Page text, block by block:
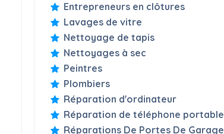
Entrepreneurs en clôtures
Lavages de vitre
Nettoyage de tapis
Nettoyages à sec
Peintres
Plombiers
Réparation d'ordinateur
Réparation de téléphone portable
Réparations De Portes De Garage